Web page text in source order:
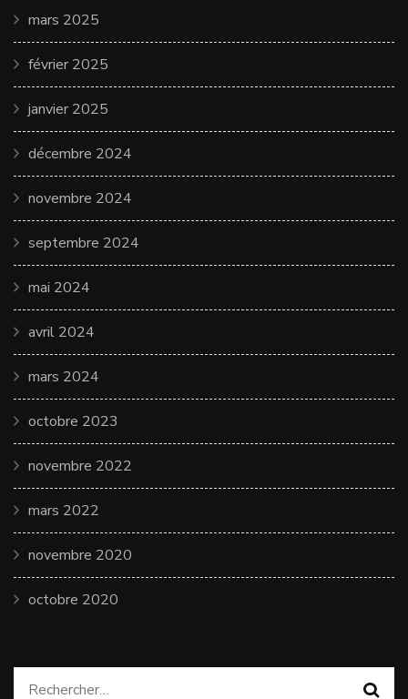
mars 2025
février 2025
janvier 2025
décembre 2024
novembre 2024
septembre 2024
mai 2024
avril 2024
mars 2024
octobre 2023
novembre 2022
mars 2022
novembre 2020
octobre 2020
Rechercher :